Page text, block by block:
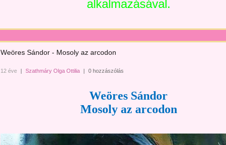
alkalmazásával.
Weöres Sándor - Mosoly az arcodon
12 éve | Szathmáry Olga Ottilia | 0 hozzászólás
Weöres Sándor
Mosoly az arcodon